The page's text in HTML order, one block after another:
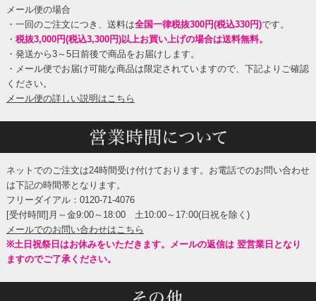
メール便の場合
・一回のご注文につき、送料は全国一律税抜300円(税込330円)です。
・ 税抜3,000円(税込3,300円)以上お買い上げの場合は送料無料。
・発送から3～5日前後で商品をお届けします。
・メール便でお届け可能な商品は限定されていますので、下記よりご確認
ください。
メール便の詳しい説明はこちら
ネットでのご注文は24時間受け付けております。お電話でのお問い合わせ
は下記の時間帯となります。
フリーダイアル：0120-71-4076
[受付時間]月～金9:00～18:00 土10:00～17:00(日祝を除く)
メールでのお問い合わせはこちら
※土日祝祭日はお休みをいただきます。メールの返信は 翌営業日となり
ますのでご了承ください。